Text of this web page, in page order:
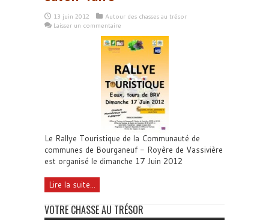
13 juin 2012
Autour des chasses au trésor
Laisser un commentaire
Le Rallye Touristique de la Communauté de
communes de Bourganeuf - Royère de Vassivière
est organisé le dimanche 17 Juin 2012
Lire la suite...
VOTRE CHASSE AU TRÉSOR